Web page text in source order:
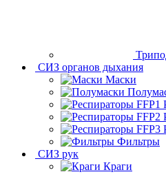
СИЗ органов дыхания
Маски
Фильтры
СИЗ рук
Краги